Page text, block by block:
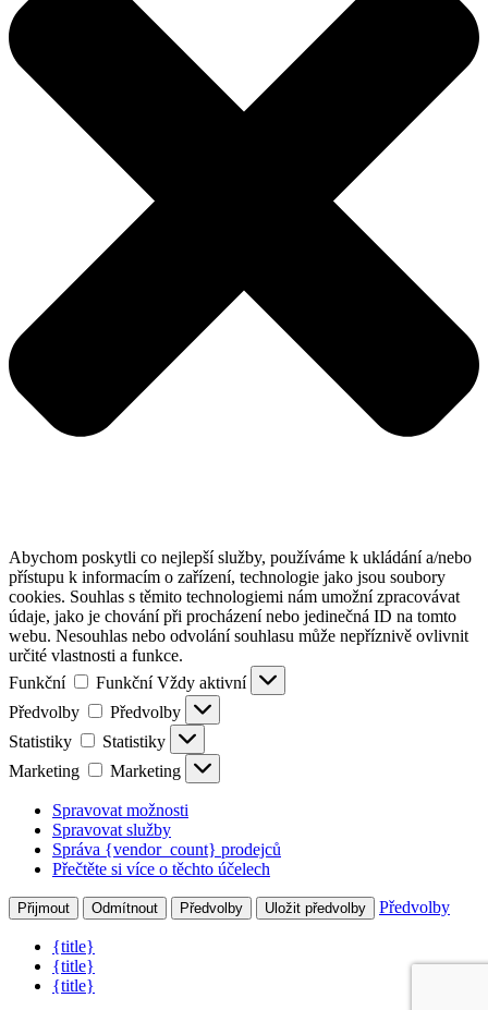
Abychom poskytli co nejlepší služby, používáme k ukládání a/nebo
přístupu k informacím o zařízení, technologie jako jsou soubory
cookies. Souhlas s těmito technologiemi nám umožní zpracovávat
údaje, jako je chování při procházení nebo jedinečná ID na tomto
webu. Nesouhlas nebo odvolání souhlasu může nepříznivě ovlivnit
určité vlastnosti a funkce.
Funkční
Funkční Vždy aktivní
Předvolby
Předvolby
Statistiky
Statistiky
Marketing
Marketing
Spravovat možnosti
Spravovat služby
Správa {vendor_count} prodejců
Přečtěte si více o těchto účelech
Přijmout Odmítnout Předvolby Uložit předvolby Předvolby
{title}
{title}
{title}